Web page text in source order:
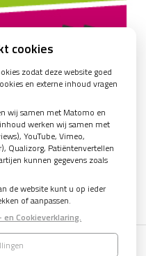
cookies
zodat deze website goed
en externe inhoud vragen
wij samen met Matomo en
werken wij samen met
YouTube, Vimeo,
Qualizorg, Patiëntenvertellen
kunnen gegevens zoals
de website kunt u op ieder
of aanpassen.
Cookieverklaring.